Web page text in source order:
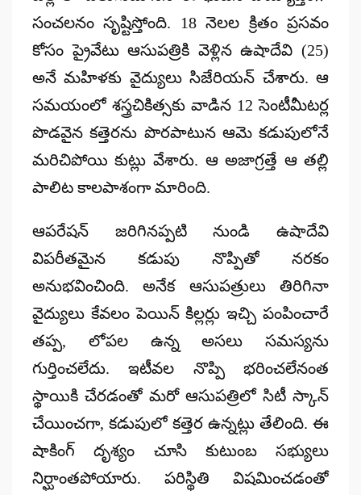
సంచలనం సృష్టిస్తోంది. 18 నెలల క్రితం ప్రసవం
కోసం ప్రైవేటు ఆసుపత్రికి వెళ్లిన ఉషాదేవి (25)
అనే మహిళకు వైద్యులు సిజేరియన్ చేశారు. ఆ
సమయంలో శస్త్రచికిత్సకు వాడిన 12 సెంటీమీటర్ల
పొడవైన కత్తెరను పొరపాటున ఆమె కడుపులోనే
మరిచిపోయి కుట్లు వేశారు. ఆ అజాగ్రత్తే ఆ తల్లి
పాలిట కాలపాశంగా మారింది.
ఆపరేషన్ జరిగినప్పటి నుండి ఉషాదేవి
విపరీతమైన కడుపు నొప్పితో నరకం
అనుభవించింది. అనేక ఆసుపత్రులు తిరిగినా
వైద్యులు కేవలం పెయిన్ కిల్లర్లు ఇచ్చి పంపించారే
తప్ప, లోపల ఉన్న అసలు సమస్యను
గుర్తించలేదు. ఇటీవల నొప్పి భరించలేనంత
స్థాయికి చేరడంతో మరో ఆసుపత్రిలో సిటీ స్కాన్
చేయించగా, కడుపులో కత్తెర ఉన్నట్లు తేలింది. ఈ
షాకింగ్ దృశ్యం చూసి కుటుంబ సభ్యులు
నిర్ఘాంతపోయారు. పరిస్థితి విషమించడంతో